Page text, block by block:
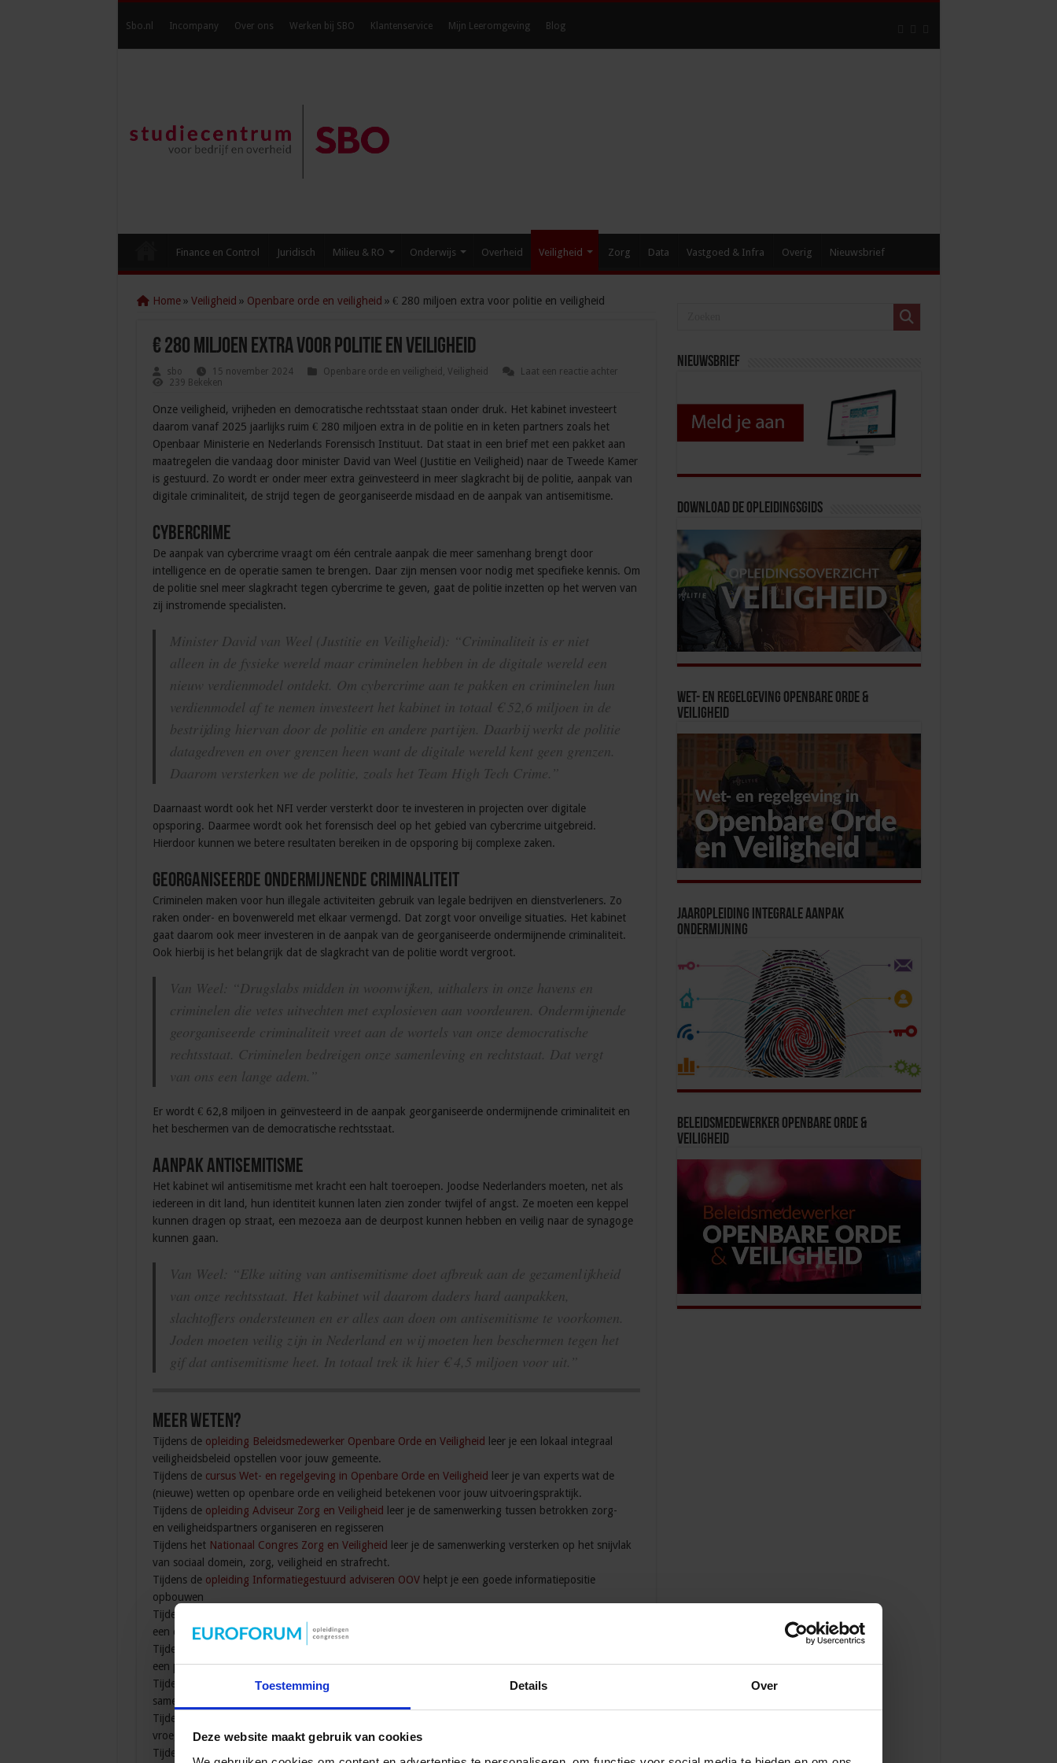
Toestemming Details Over
Deze website maakt gebruik van cookies
Sbo.nl Incompany Over ons Werken bij SBO Klantenservice Mijn Leeromgeving Blog
Finance en Control Juridisch Milieu & RO Onderwijs Overheid Veiligheid Zorg Data Vastgoed & Infra Overig Nieuwsbrief
Home » Veiligheid » Openbare orde en veiligheid » € 280 miljoen extra voor politie en veiligheid
€ 280 miljoen extra voor politie en veiligheid
sbo 15 november 2024 Openbare orde en veiligheid , Veiligheid
Laat een reactie achter
239 Bekeken
Onze veiligheid, vrijheden en democratische rechtsstaat staan onder druk. Het kabinet investeert
daarom vanaf 2025 jaarlijks ruim € 280 miljoen extra in de politie en in keten partners zoals het
Openbaar Ministerie en Nederlands Forensisch Instituut. Dat staat in een brief met een pakket aan
maatregelen die vandaag door minister David van Weel (Justitie en Veiligheid) naar de Tweede Kamer
is gestuurd. Zo wordt er onder meer extra geïnvesteerd in meer slagkracht bij de politie, aanpak van
digitale criminaliteit, de strijd tegen de georganiseerde misdaad en de aanpak van antisemitisme.
Cybercrime
De aanpak van cybercrime vraagt om één centrale aanpak die meer samenhang brengt door
intelligence en de operatie samen te brengen. Daar zijn mensen voor nodig met specifieke kennis. Om
de politie snel meer slagkracht tegen cybercrime te geven, gaat de politie inzetten op het werven van
zij instromende specialisten.
Minister David van Weel (Justitie en Veiligheid): “Criminaliteit is er niet
alleen in de fysieke wereld maar criminelen hebben in de digitale wereld een
nieuw verdienmodel ontdekt. Om cybercrime aan te pakken en criminelen hun
verdienmodel af te nemen investeert het kabinet in totaal € 52,6 miljoen in de
bestrijding hiervan door de politie en andere partijen. Daarbij werkt de politie
datagedreven en over grenzen heen want de digitale wereld kent geen grenzen.
Daarom versterken we de politie, zoals het Team High Tech Crime.”
Daarnaast wordt ook het NFI verder versterkt door te investeren in projecten over digitale
opsporing. Daarmee wordt ook het forensisch deel op het gebied van cybercrime uitgebreid.
Hierdoor kunnen we betere resultaten bereiken in de opsporing bij complexe zaken.
Georganiseerde ondermijnende criminaliteit
Criminelen maken voor hun illegale activiteiten gebruik van legale bedrijven en dienstverleners. Zo
raken onder- en bovenwereld met elkaar vermengd. Dat zorgt voor onveilige situaties. Het kabinet
gaat daarom ook meer investeren in de aanpak van de georganiseerde ondermijnende criminaliteit.
Ook hierbij is het belangrijk dat de slagkracht van de politie wordt vergroot.
Van Weel: “Drugslabs midden in woonwijken, uithalers in onze havens en
criminelen die vetes uitvechten met explosieven aan voordeuren. Ondermijnende
georganiseerde criminaliteit vreet aan de wortels van onze democratische
rechtsstaat. Criminelen bedreigen onze samenleving en rechtstaat. Dat vergt
van ons een lange adem.”
Er wordt € 62,8 miljoen in geïnvesteerd in de aanpak georganiseerde ondermijnende criminaliteit en
het beschermen van de democratische rechtsstaat.
Aanpak antisemitisme
Het kabinet wil antisemitisme met kracht een halt toeroepen. Joodse Nederlanders moeten, net als
iedereen in dit land, hun identiteit kunnen laten zien zonder twijfel of angst. Ze moeten een keppel
kunnen dragen op straat, een mezoeza aan de deurpost kunnen hebben en veilig naar de synagoge
kunnen gaan.
Van Weel: “Elke uiting van antisemitisme doet afbreuk aan de gezamenlijkheid
van onze rechtsstaat. Het kabinet wil daarom daders hard aanpakken,
slachtoffers ondersteunen en er alles aan doen om antisemitisme te voorkomen.
Joden moeten veilig zijn in Nederland en wij moeten hen beschermen tegen het
gif dat antisemitisme heet. In totaal trek ik hier € 4,5 miljoen voor uit.”
Meer weten?
Tijdens de opleiding Beleidsmedewerker Openbare Orde en Veiligheid leer je een lokaal integraal
veiligheidsbeleid opstellen voor jouw gemeente.
Tijdens de cursus Wet- en regelgeving in Openbare Orde en Veiligheid leer je van experts wat de
(nieuwe) wetten op openbare orde en veiligheid betekenen voor jouw uitvoeringspraktijk.
Tijdens de opleiding Adviseur Zorg en Veiligheid leer je de samenwerking tussen betrokken zorg-
en veiligheidspartners organiseren en regisseren
Tijdens het Nationaal Congres Zorg en Veiligheid leer je de samenwerking versterken op het snijvlak
van sociaal domein, zorg, veiligheid en strafrecht.
Tijdens de opleiding Informatiegestuurd adviseren OOVhelpt je een goede informatiepositie
opbouwen
Tijdens de
een duurzame oplossing voor de overlastgever.
Tijdens de
opleiding Aanpak van jeugdcriminaliteit en jeugdgroepen
een preventieve integrale aanpak te komen.
Tijdens het
congres Jonge aanwas uit de jeugdcriminaliteit
hoor je hoe je tot succesvolle
samenwerkings- verbanden komt bij de aanpak van jonge aanwas
Tijdens de
vroegtijdig signaleren en adequaat handelen
Tijdens de
Nieuwsbrief
Download de opleidingsgids
Wet- en Regelgeving Openbare Orde &
Veiligheid
Jaaropleiding Integrale Aanpak
Ondermijning
Beleidsmedewerker Openbare Orde &
Veiligheid